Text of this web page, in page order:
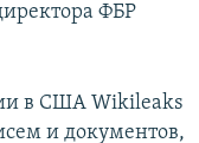
ФБР
в США Wikileaks
и документов,